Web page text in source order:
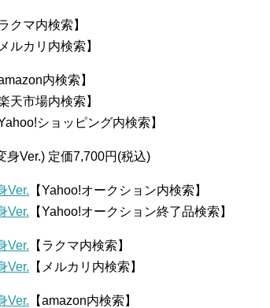
クマ内検索】
ルカリ内検索】
内検索】
天市場内検索】
ショッピング内検索】
Ver.) 定価7,700円(税込)
Ver. 【Yahoo!オークション内検索】
Ver. 【Yahoo!オークション終了品検索】
Ver. 【ラクマ内検索】
Ver. 【メルカリ内検索】
Ver. 【amazon内検索】